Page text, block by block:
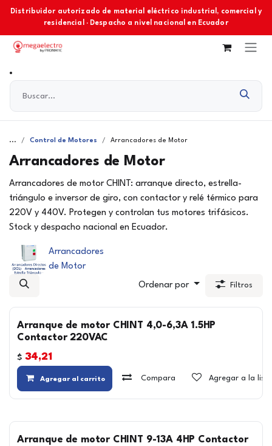
Ir al contenido
Distribuidor autorizado de material eléctrico industrial, comercial y
residencial · Despacho a nivel nacional en Ecuador
... Control de Motores Arrancadores de Motor
Arrancadores de Motor
Arrancadores de motor CHINT: arranque directo, estrella-
triángulo e inversor de giro, con contactor y relé térmico para
220V y 440V. Protegen y controlan tus motores trifásicos.
Stock y despacho nacional en Ecuador.
Arrancadores
de Motor
Ordenar por Filtros
Arranque de motor CHINT 4,0-6,3A 1.5HP
Contactor 220VAC
$ 34,21
Agregar al carrito Compara Agregar a la
Arranque de motor CHINT 9-13A 4HP Contactor